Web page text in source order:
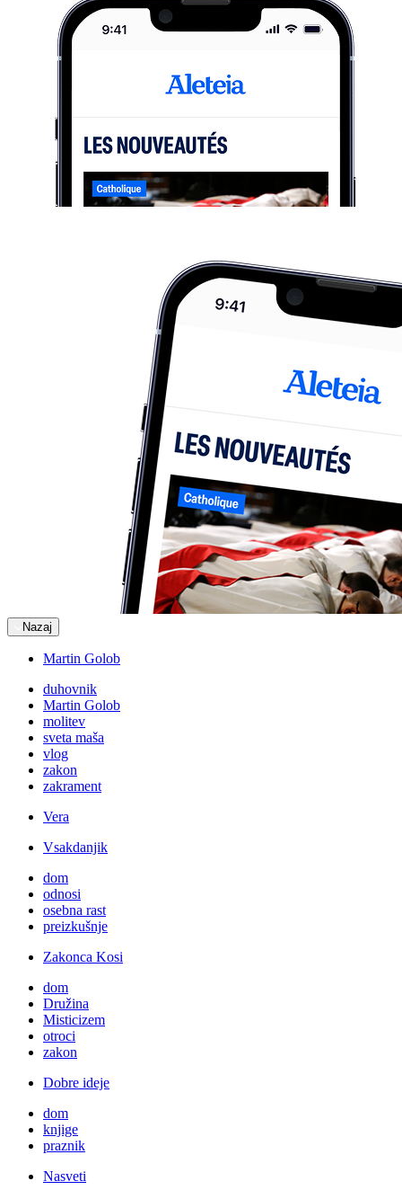
Nazaj
Martin Golob
duhovnik
Martin Golob
molitev
sveta maša
vlog
zakon
zakrament
Vera
Vsakdanjik
dom
odnosi
osebna rast
preizkušnje
Zakonca Kosi
dom
Družina
Misticizem
otroci
zakon
Dobre ideje
dom
knjige
praznik
Nasveti